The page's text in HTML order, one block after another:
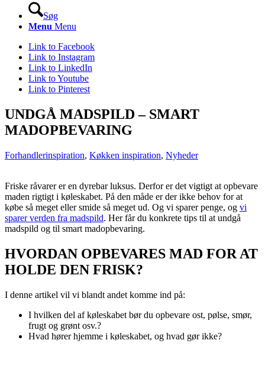
Søg
Menu Menu
Link to Facebook
Link to Instagram
Link to LinkedIn
Link to Youtube
Link to Pinterest
UNDGÅ MADSPILD – SMART
MADOPBEVARING
Forhandlerinspiration, Køkken inspiration, Nyheder
Friske råvarer er en dyrebar luksus. Derfor er det vigtigt at opbevare
maden rigtigt i køleskabet. På den måde er der ikke behov for at
købe så meget eller smide så meget ud. Og vi sparer penge, og vi
sparer verden fra madspild. Her får du konkrete tips til at undgå
madspild og til smart madopbevaring.
HVORDAN OPBEVARES MAD FOR AT
HOLDE DEN FRISK?
I denne artikel vil vi blandt andet komme ind på:
I hvilken del af køleskabet bør du opbevare ost, pølse, smør,
frugt og grønt osv.?
Hvad hører hjemme i køleskabet, og hvad gør ikke?